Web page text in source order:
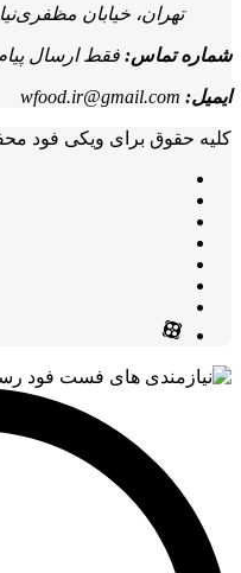
تهران، خیابان
شماره تماس: فقط ارسال پیام از
ایمیل: wfood.ir@gmail.com
کلیه حقوق برای ویکی فود